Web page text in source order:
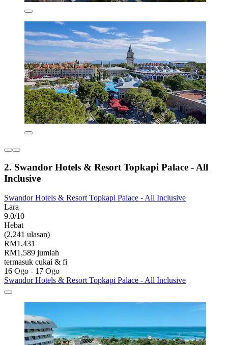
2. Swandor Hotels & Resort Topkapi Palace - All
Inclusive
Swandor Hotels & Resort Topkapi Palace - All Inclusive
Lara
9.0/10
Hebat
(2,241 ulasan)
RM1,431
RM1,589 jumlah
termasuk cukai & fi
16 Ogo - 17 Ogo
Swandor Hotels & Resort Topkapi Palace - All Inclusive